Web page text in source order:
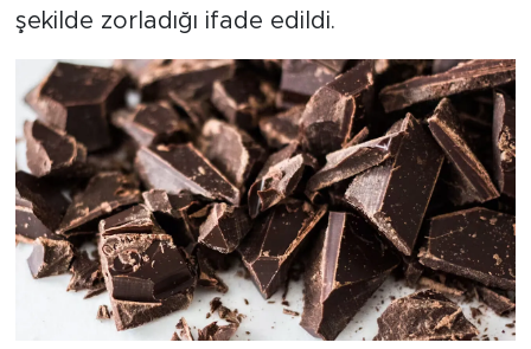
şekilde zorladığı ifade edildi.